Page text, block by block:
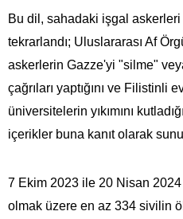
Bu dil, sahadaki işgal askerleri
tekrarlandı; Uluslararası Af
askerlerin Gazze'yi "silme"
çağrıları yaptığını ve Filistinli
üniversitelerin yıkımını
içerikler buna kanıt olarak
7 Ekim 2023 ile 20 Nisan
olmak üzere en az 334 sivilin